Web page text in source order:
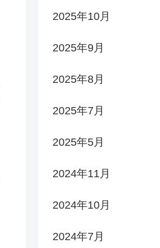
2025年10月
2025年9月
2025年8月
2025年7月
2025年5月
2024年11月
2024年10月
2024年7月